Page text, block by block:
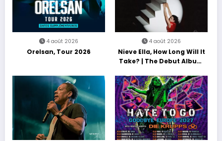
4 août 2026
Orelsan, Tour 2026
4 août 2026
Nieve Ella, How Long Will It
Take? | The Debut Album